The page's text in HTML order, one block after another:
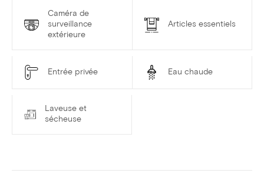
Caméra de
surveillance
extérieure
Articles essentiels
Entrée privée Eau chaude
Laveuse et
sécheuse